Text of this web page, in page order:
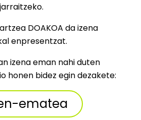
DOAKOA da izena
enpresentzat.
izena eman nahi duten
honen bidez egin dezakete:
ematea